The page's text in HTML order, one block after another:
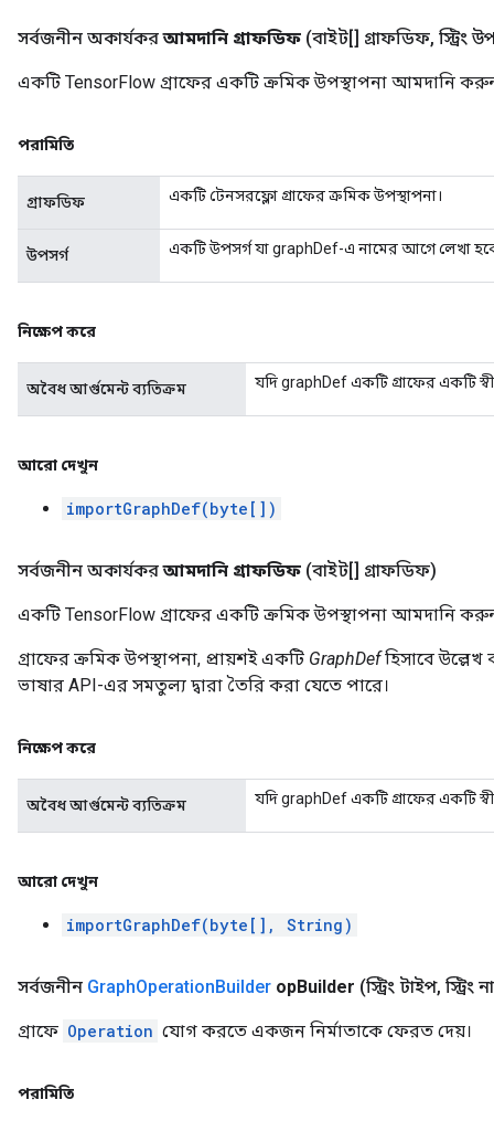
সর্বজনীন অকার্যকর আমদানি গ্রাফডিফ (বাইট[] গ্রাফডিফ, স্ট্রিং
একটি TensorFlow গ্রাফের একটি ক্রমিক উপস্থাপনা আমদানি
পরামিতি
গ্রাফডিফ একটি টেনসরফ্লো গ্রাফের ক্রমিক উপস্থাপনা।
উপসর্গ একটি উপসর্গ যা graphDef-এ নামের আগে লেখা
নিক্ষেপ করে
অবৈধ আর্গুমেন্ট ব্যতিক্রম যদি graphDef একটি গ্রাফের একটি
আরো দেখুন
importGraphDef(byte[])
সর্বজনীন অকার্যকর আমদানি গ্রাফডিফ (বাইট[] গ্রাফডিফ)
একটি TensorFlow গ্রাফের একটি ক্রমিক উপস্থাপনা আমদানি
গ্রাফের ক্রমিক উপস্থাপনা, প্রায়শই একটি GraphDefহিসাবে
ভাষার API-এর সমতুল্য দ্বারা তৈরি করা যেতে পারে।
নিক্ষেপ করে
অবৈধ আর্গুমেন্ট ব্যতিক্রম যদি graphDef একটি গ্রাফের একটি
আরো দেখুন
importGraphDef(byte[], String)
সর্বজনীন GraphOperationBuilder opBuilder (স্ট্রিং টাইপ, স্ট্রিং
গ্রাফে Operation যোগ করতে একজন নির্মাতাকে ফেরত দেয়।
পরামিতি